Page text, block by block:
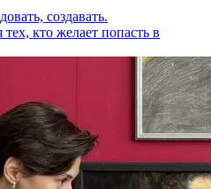
создавать.
кто желает попасть в